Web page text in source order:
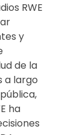
RWE
y
de la
a largo
ha